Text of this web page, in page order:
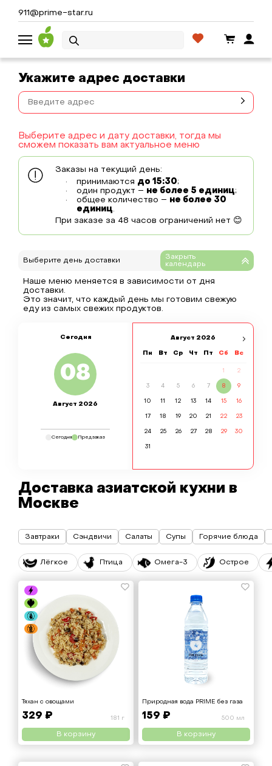
911@prime-star.ru
Укажите адрес доставки
Выберите адрес и дату доставки, тогда мы
сможем показать вам актуальное меню
Заказы на текущий день:
принимаются до 15:30;
один продукт – не более 5 единиц;
общее количество – не более 30
единиц.
При заказе за 48 часов ограничений нет 😊
Выберите день доставки
Наше меню меняется в зависимости от дня
доставки.
Это значит, что каждый день мы готовим свежую
еду из самых свежих продуктов.
Сегодня
08
Август 2026
Сегодня Предзаказ
Август 2026
Пн Вт Ср Чт Пт Сб Вс
1 2
3 4 5 6 7 8 9
10 11 12 13 14 15 16
17 18 19 20 21 22 23
24 25 26 27 28 29 30
31
Доставка азиатской кухни в
Москве
Завтраки Сэндвичи Салаты Супы Горячие блюда
Лёгкое Птица Омега-3 Острое
Тяхан с овощами
329 ₽ 181 г
В корзину
Природная вода PRIME без газа
159 ₽ 500 мл
В корзину